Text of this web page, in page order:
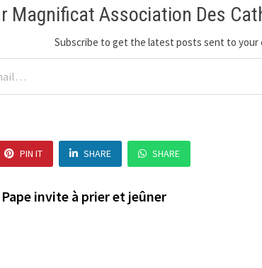
Magnificat Association Des
Subscribe to get the latest posts sent to your
PIN IT SHARE SHARE
:
invite à prier et jeûner